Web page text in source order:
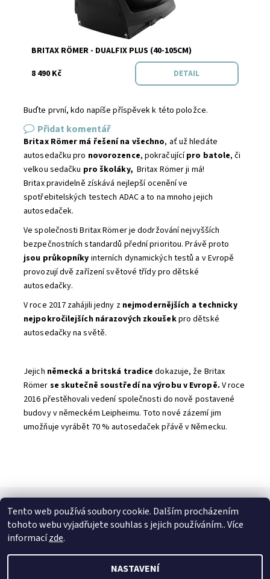
Značka: BRITAX RÖMER
BRITAX RÖMER - DUALFIX PLUS (40-105CM)
8 490 Kč
DETAIL
Buďte první, kdo napíše příspěvek k této položce.
Přidat komentář
Britax Römer má řešení na všechno, ať už hledáte
autosedačku pro novorozence, pokračujícípro batole, či
velkou sedačku pro školáky, Britax Römer ji má!
Britax pravidelně získává nejlepší ocenění ve
spotřebitelských testech ADAC a to na mnoho jejich
autosedaček.
Ve společnosti Britax Römer je dodržování nejvyšších
bezpečnostních standardů přední prioritou. Právě proto
jsou průkopníky interních dynamických testů a v Evropě
provozují dvě zařízení světové třídy pro dětské
autosedačky.
V roce 2017 zahájili jedny z nejmodernějších a technicky
nejpokročilejších nárazových zkoušekpro dětské
autosedačky na světě.
Jejich německá a britská tradice dokazuje, že Britax
Römer se skutečně soustředí na výrobu v Evropě. V roce
2016 přestěhovali vedení společnosti do nově postavené
budovy v německém Leipheimu. Toto nové zázemí jim
umožňuje vyrábět 70 % autosedaček přávě v Německu.
SPOJTE SE S NÁMI
Kontakt
Tento web používá soubory cookie. Dalším procházením
tohoto webu vyjadřujete souhlas s jejich používáním.. Více
informacízde.
NASTAVENÍ